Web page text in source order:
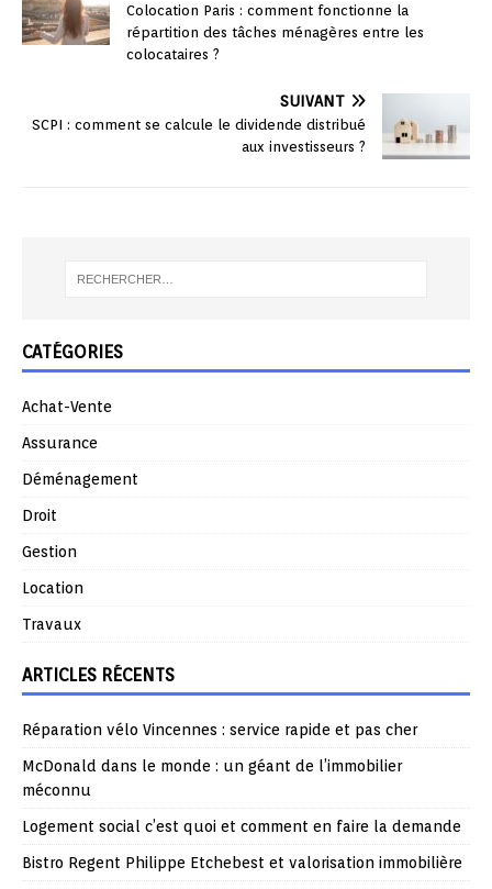
Colocation Paris : comment fonctionne la
répartition des tâches ménagères entre les
colocataires ?
SUIVANT
SCPI : comment se calcule le dividende distribué
aux investisseurs ?
CATÉGORIES
Achat-Vente
Assurance
Déménagement
Droit
Gestion
Location
Travaux
ARTICLES RÉCENTS
Réparation vélo Vincennes : service rapide et pas cher
McDonald dans le monde : un géant de l’immobilier
méconnu
Logement social c’est quoi et comment en faire la demande
Bistro Regent Philippe Etchebest et valorisation immobilière